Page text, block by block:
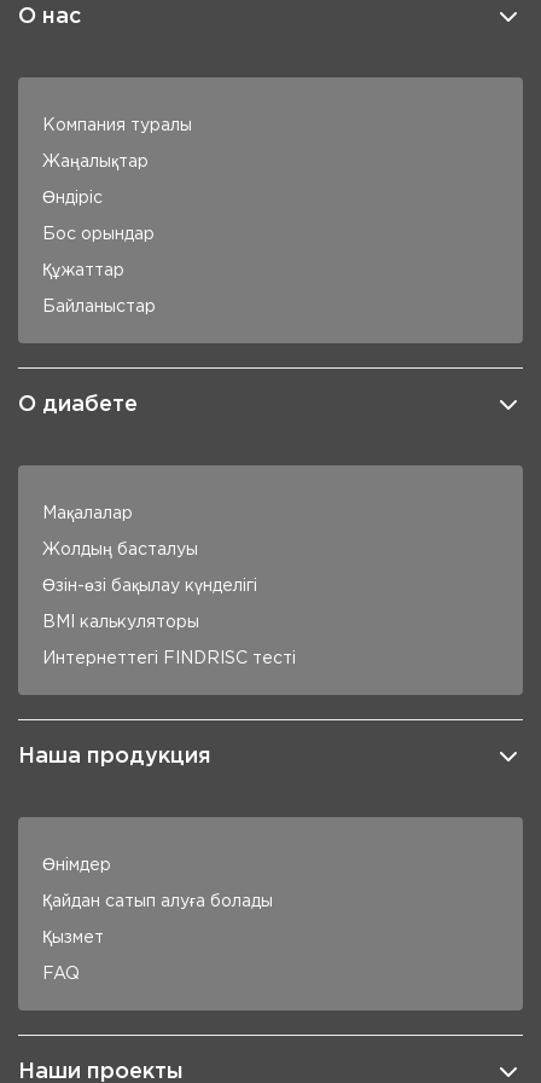
DiaChallenge 10 серия
«Дорогу осилит идущий»
DiaChallenge 12 серия
Диабет и поддержка близких
DiaChallenge 13 серия
Каждый — победитель!
DiaChallenge 14 серия
О нас
Компания туралы
Жаңалықтар
Өндіріс
Бос орындар
Құжаттар
Байланыстар
О диабете
Мақалалар
Жолдың басталуы
Өзін-өзі бақылау күнделігі
BMI калькуляторы
Интернеттегі FINDRISC тесті
Наша продукция
Өнімдер
Қайдан сатып алуға болады
Қызмет
FAQ
Наши проекты